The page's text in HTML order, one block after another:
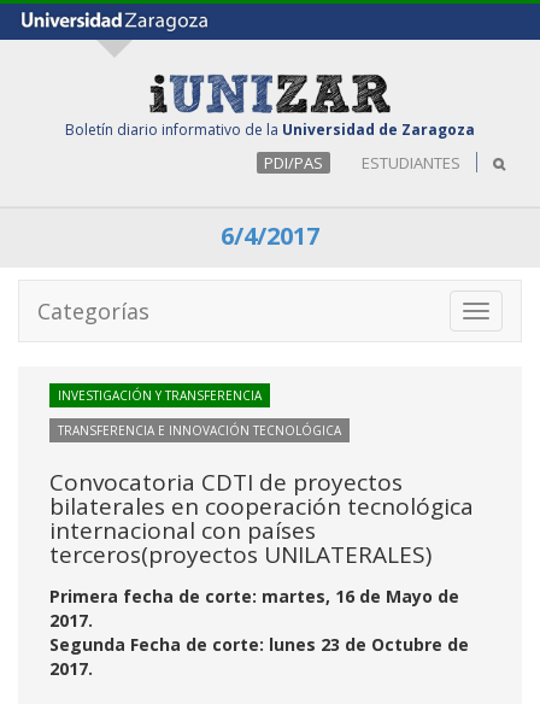
Boletín diario informativo de la Universidad de Zaragoza
PDI/PAS ESTUDIANTES
6/4/2017
Toggle
Categorías
INVESTIGACIÓN Y TRANSFERENCIA
TRANSFERENCIA E INNOVACIÓN TECNOLÓGICA
Convocatoria CDTI de proyectos
bilaterales en cooperación tecnológica
internacional con países
terceros(proyectos UNILATERALES)
Primera fecha de corte: martes, 16 de Mayo de
2017.
Segunda Fecha de corte: lunes 23 de Octubre de
2017.